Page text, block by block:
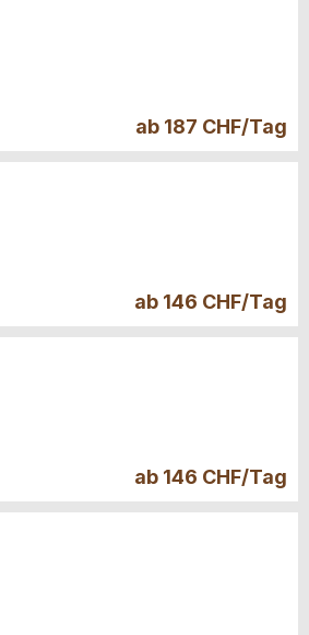
ab 187 CHF/Tag
ab 146 CHF/Tag
ab 146 CHF/Tag